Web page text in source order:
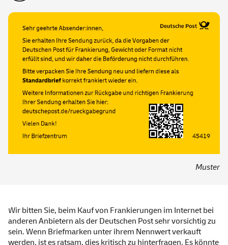
Muster
Wir bitten Sie, beim Kauf von Frankierungen im Internet bei
anderen Anbietern als der Deutschen Post sehr vorsichtig zu
sein. Wenn Briefmarken unter ihrem Nennwert verkauft
werden, ist es ratsam, dies kritisch zu hinterfragen. Es könnte